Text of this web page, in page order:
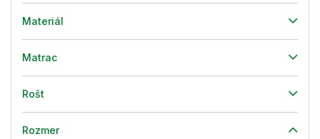
Materiál
Matrac
Rošt
Rozmer